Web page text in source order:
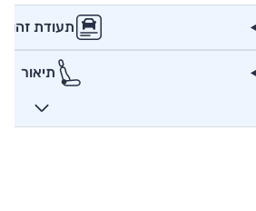
תעודת זהות
תיאור